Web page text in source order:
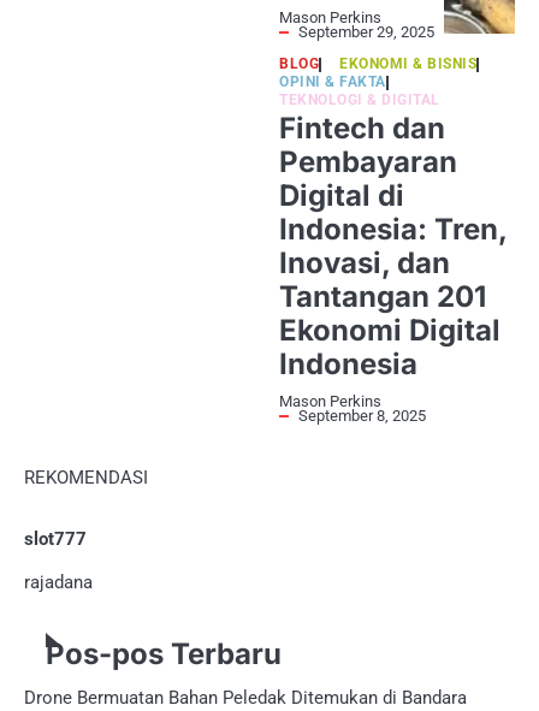
Mason Perkins
September 29, 2025
Fintech dan
Pembayaran
Digital di
Indonesia: Tren,
Inovasi, dan
Tantangan 201
Ekonomi Digital
Indonesia
BLOG
EKONOMI & BISNIS
OPINI & FAKTA
TEKNOLOGI & DIGITAL
Mason Perkins
September 8, 2025
REKOMENDASI
slot777
rajadana
Pos-pos Terbaru
Drone Bermuatan Bahan Peledak Ditemukan di Bandara